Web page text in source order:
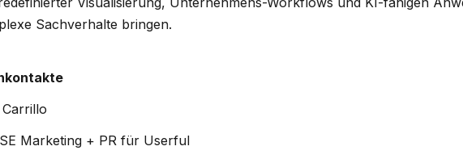
Sachverhalte bringen.
Marketing + PR für Userful